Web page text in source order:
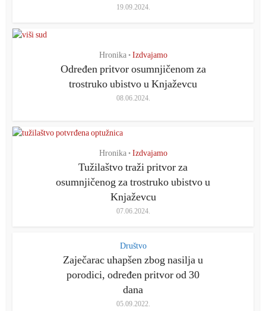
19.09.2024.
Hronika • Izdvajamo
Određen pritvor osumnjičenom za
trostruko ubistvo u Knjaževcu
08.06.2024.
Hronika • Izdvajamo
Tužilaštvo traži pritvor za
osumnjičenog za trostruko ubistvo u
Knjaževcu
07.06.2024.
Društvo
Zaječarac uhapšen zbog nasilja u
porodici, određen pritvor od 30
dana
05.09.2022.